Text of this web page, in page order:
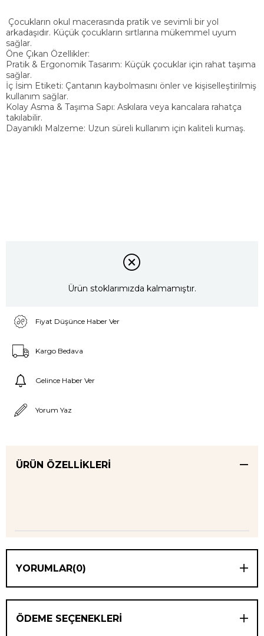
Çocukların okul macerasında pratik ve sevimli bir yol
arkadaşıdır. Küçük çocukların sırtlarına mükemmel uyum
sağlar.
Öne Çıkan Özellikler:
Pratik & Ergonomik Tasarım: Küçük çocuklar için rahat taşıma
sağlar.
İç İsim Etiketi: Çantanın kaybolmasını önler ve kişiselleştirilmiş
kullanım sağlar.
Kolay Asma & Taşıma Sapı: Askılara veya kancalara rahatça
takılabilir.
Dayanıklı Malzeme: Uzun süreli kullanım için kaliteli kumaş.
Ürün stoklarımızda kalmamıştır.
Fiyat Düşünce Haber Ver
Kargo Bedava
Gelince Haber Ver
Yorum Yaz
ÜRÜN ÖZELLIKLERI
YORUMLAR(0)
ÖDEME SEÇENEKLERI